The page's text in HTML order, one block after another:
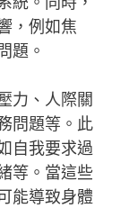
，例如焦
題。
力、人際關
問題等。此
自我要求過
等。當這些
能導致身體